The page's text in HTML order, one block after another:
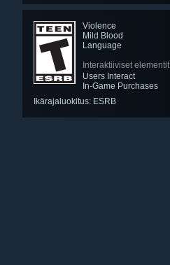
Violence
Mild Blood
Language
Interaktiiviset elementit
Users Interact
In-Game Purchases
Ikärajaluokitus: ESRB